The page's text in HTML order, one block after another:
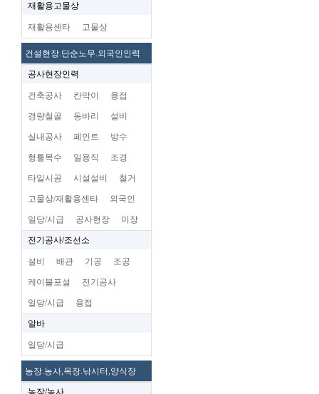
재활용고물상
재활용센타 고물상
건설현장.단순노무.외국인인력
공사현장인력
건축공사 칸막이 용접
경량철골 동바리 설비
실내공사 페인트 방수
형틀목수 일용직 조경
타일시공 시설설비 철거
고물상/재활용센타 외국인
일당/시급 공사현장 미장
전기공사/조선소
설비 배관 기공 조공
케이블포설 전기공사
일당/시급 용접
알바
일당/시급
농장.농사,목장.낚시터,양식장
농장/농사